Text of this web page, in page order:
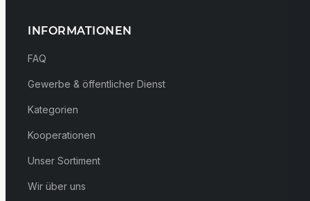
INFORMATIONEN
FAQ
Gewerbe & öffentlicher Dienst
Kategorien
Kooperationen
Unser Sortiment
Wir über uns